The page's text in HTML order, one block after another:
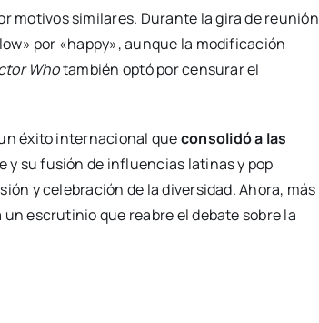
motivos similares. Durante la gira de reunión
por «happy», aunque la modificación
Whotambién optó por censurar el
éxito internacional queconsolidó a las
y su fusión de influencias latinas y pop
y celebración de la diversidad. Ahora, más
escrutinio que reabre el debate sobre la